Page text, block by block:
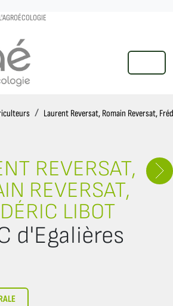
MENU
Laurent Reversat, Romain Reversat,
REVERSAT,
REVERSAT,
LIBOT
d'Egalières